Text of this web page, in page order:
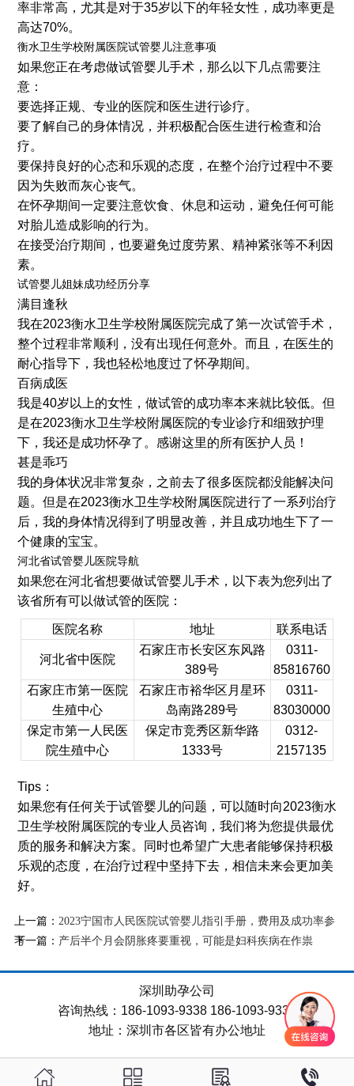
率非常高，尤其是对于35岁以下的年轻女性，成功率更是
高达70%。
衡水卫生学校附属医院试管婴儿注意事项
如果您正在考虑做试管婴儿手术，那么以下几点需要注
意：
要选择正规、专业的医院和医生进行诊疗。
要了解自己的身体情况，并积极配合医生进行检查和治
疗。
要保持良好的心态和乐观的态度，在整个治疗过程中不要
因为失败而灰心丧气。
在怀孕期间一定要注意饮食、休息和运动，避免任何可能
对胎儿造成影响的行为。
在接受治疗期间，也要避免过度劳累、精神紧张等不利因
素。
试管婴儿姐妹成功经历分享
满目逢秋
我在2023衡水卫生学校附属医院完成了第一次试管手术，
整个过程非常顺利，没有出现任何意外。而且，在医生的
耐心指导下，我也轻松地度过了怀孕期间。
百病成医
我是40岁以上的女性，做试管的成功率本来就比较低。但
是在2023衡水卫生学校附属医院的专业诊疗和细致护理
下，我还是成功怀孕了。感谢这里的所有医护人员！
甚是乖巧
我的身体状况非常复杂，之前去了很多医院都没能解决问
题。但是在2023衡水卫生学校附属医院进行了一系列治疗
后，我的身体情况得到了明显改善，并且成功地生下了一
个健康的宝宝。
河北省试管婴儿医院导航
如果您在河北省想要做试管婴儿手术，以下表为您列出了
该省所有可以做试管的医院：
医院名称 地址 联系电话
河北省中医院
石家庄市长安区东风路
389号
0311-
85816760
石家庄市第一医院
生殖中心
石家庄市裕华区月星环
岛南路289号
0311-
83030000
保定市第一人民医
院生殖中心
保定市竞秀区新华路
1333号
0312-
2157135
Tips：
如果您有任何关于试管婴儿的问题，可以随时向2023衡水
卫生学校附属医院的专业人员咨询，我们将为您提供最优
质的服务和解决方案。同时也希望广大患者能够保持积极
乐观的态度，在治疗过程中坚持下去，相信未来会更加美
好。
上一篇： 2023宁国市人民医院试管婴儿指引手册，费用及成功率参
考
下一篇： 产后半个月会阴胀疼要重视，可能是妇科疾病在作祟
深圳助孕公司
咨询热线：186-1093-9338 186-1093-9338
地址：深圳市各区皆有办公地址